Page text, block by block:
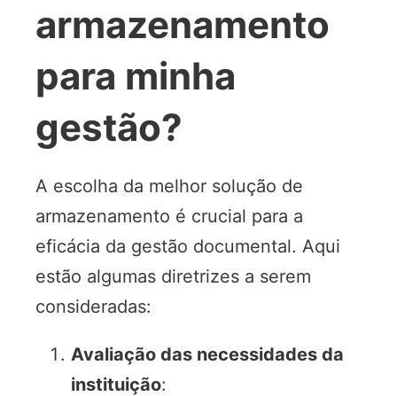
armazenamento
para minha
gestão?
A escolha da melhor solução de
armazenamento é crucial para a
eficácia da gestão documental. Aqui
estão algumas diretrizes a serem
consideradas:
Avaliação das necessidades da
instituição: